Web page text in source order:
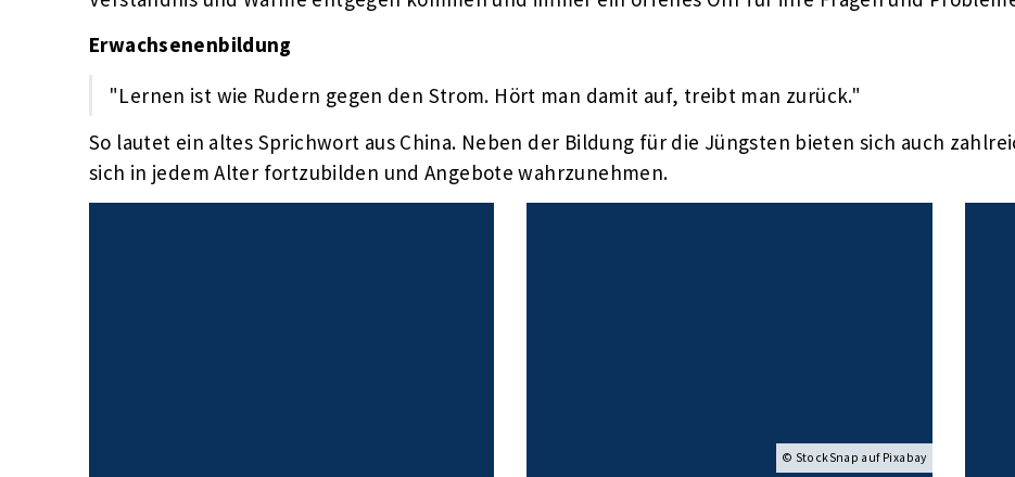
Erwachsenenbildung
"Lernen ist wie Rudern gegen den Strom. Hört man damit auf, treibt man zurück."
So lautet ein altes Sprichwort aus China. Neben der Bildung für die Jüngsten bieten sich auch
sich in jedem Alter fortzubilden und Angebote wahrzunehmen.
© StockSnap auf Pixabay